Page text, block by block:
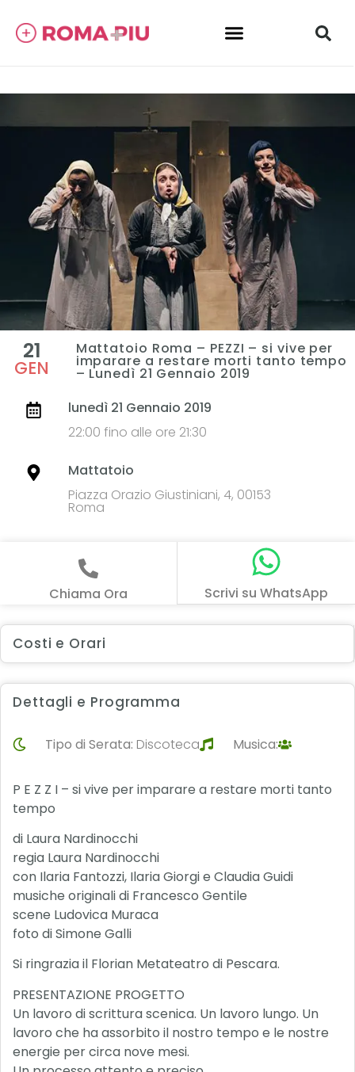
21
GEN
Mattatoio Roma – PEZZI – si vive per
imparare a restare morti tanto tempo
– Lunedì 21 Gennaio 2019
lunedì 21 Gennaio 2019
22:00 fino alle ore 21:30
Mattatoio
Piazza Orazio Giustiniani, 4, 00153
Roma
Chiama Ora Scrivi su WhatsApp
Costi e Orari
Dettagli e Programma
Tipo di Serata: Discoteca Musica:
P E Z Z I – si vive per imparare a restare morti tanto
tempo
di Laura Nardinocchi
regia Laura Nardinocchi
con Ilaria Fantozzi, Ilaria Giorgi e Claudia Guidi
musiche originali di Francesco Gentile
scene Ludovica Muraca
foto di Simone Galli
Si ringrazia il Florian Metateatro di Pescara.
PRESENTAZIONE PROGETTO
Un lavoro di scrittura scenica. Un lavoro lungo. Un
lavoro che ha assorbito il nostro tempo e le nostre
energie per circa nove mesi.